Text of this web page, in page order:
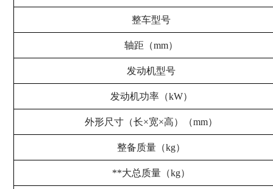
整车型号
轴距（mm）
发动机型号
发动机功率（kW）
外形尺寸（长×宽×高）（mm）
整备质量（kg）
**大总质量（kg）